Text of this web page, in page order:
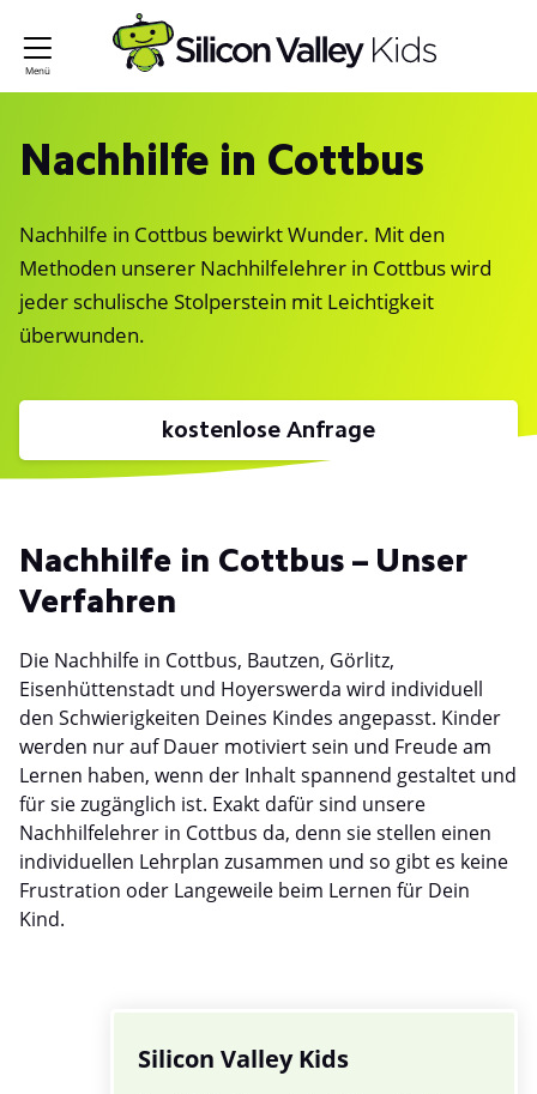
Nachhilfe in Cottbus
Nachhilfe in Cottbus bewirkt Wunder. Mit den
Methoden unserer Nachhilfelehrer in Cottbus wird
jeder schulische Stolperstein mit Leichtigkeit
überwunden.
kostenlose Anfrage
Nachhilfe in Cottbus – Unser
Verfahren
Die Nachhilfe in Cottbus, Bautzen, Görlitz,
Eisenhüttenstadt und Hoyerswerda wird individuell
den Schwierigkeiten Deines Kindes angepasst. Kinder
werden nur auf Dauer motiviert sein und Freude am
Lernen haben, wenn der Inhalt spannend gestaltet und
für sie zugänglich ist. Exakt dafür sind unsere
Nachhilfelehrer in Cottbus da, denn sie stellen einen
individuellen Lehrplan zusammen und so gibt es keine
Frustration oder Langeweile beim Lernen für Dein
Kind.
Silicon Valley Kids